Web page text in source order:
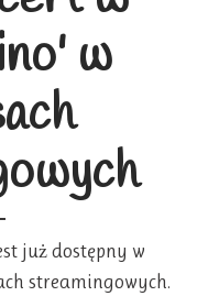
w
już dostępny w
streamingowych.